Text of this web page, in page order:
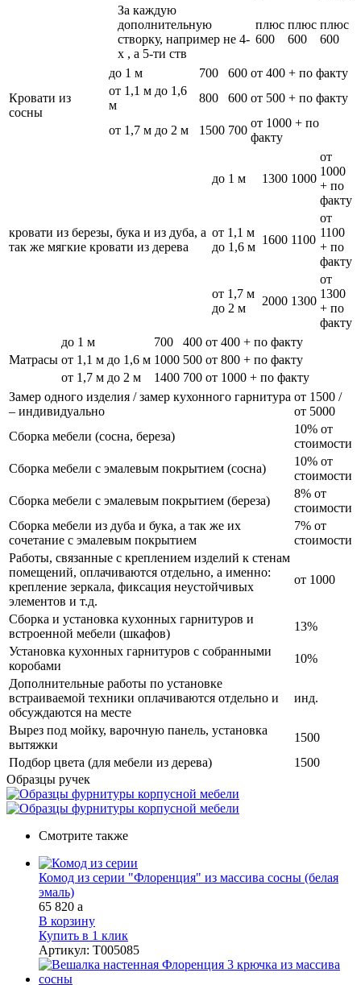
За каждую
дополнительную
створку, например не 4-
х , а 5-ти ств
плюс
600
плюс
600
плюс
600
Кровати из
сосны
до 1 м 700 600 от 400 + по факту
от 1,1 м до 1,6
м
800 600 от 500 + по факту
от 1,7 м до 2 м 1500 700
от 1000 + по
факту
кровати из березы, бука и из дуба, а
так же мягкие кровати из дерева
до 1 м 1300 1000
от
1000
+ по
факту
от 1,1 м
до 1,6 м
1600 1100
от
1100
+ по
факту
от 1,7 м
до 2 м
2000 1300
от
1300
+ по
факту
Матрасы
до 1 м 700 400 от 400 + по факту
от 1,1 м до 1,6 м 1000 500 от 800 + по факту
от 1,7 м до 2 м
1400 700 от 1000 + по факту
Замер одного изделия / замер кухонного гарнитура
– индивидуально
от 1500 /
от 5000
Сборка мебели (сосна, береза)
10% от
стоимости
Сборка мебели с эмалевым покрытием (сосна)
10% от
стоимости
Сборка мебели с эмалевым покрытием (береза)
8% от
стоимости
Сборка мебели из дуба и бука, а так же их
сочетание с эмалевым покрытием
7% от
стоимости
Работы, связанные с креплением изделий к стенам
помещений, оплачиваются отдельно, а именно:
крепление зеркала, фиксация неустойчивых
элементов и т.д.
от 1000
Сборка и установка кухонных гарнитуров и
встроенной мебели (шкафов)
13%
Установка кухонных гарнитуров с собранными
коробами
10%
Дополнительные работы по установке
встраиваемой техники оплачиваются отдельно и
обсуждаются на месте
инд.
Вырез под мойку, варочную панель, установка
вытяжки
1500
Подбор цвета (для мебели из дерева)
1500
Образцы ручек
Смотрите также
Комод из серии "Флоренция" из массива сосны (белая
эмаль)
65 820 a
В корзину
Купить в 1 клик
Артикул: Т005085